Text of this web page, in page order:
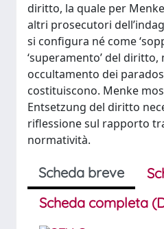
diritto, la quale per
altri prosecutori
si configura né come
‘superamento’ del
occultamento dei
costituiscono. Menke
Entsetzung del diritto
riflessione sul rapporto
normatività.
Scheda breve
Scheda completa